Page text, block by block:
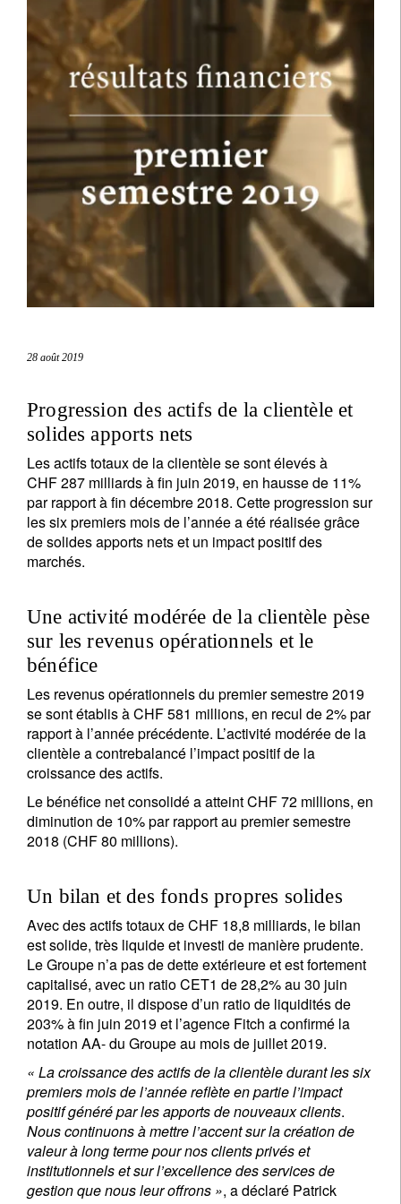
28 août 2019
Progression des actifs de la clientèle et
solides apports nets
Les actifs totaux de la clientèle se sont élevés à
CHF 287 milliards à fin juin 2019, en hausse de 11%
par rapport à fin décembre 2018. Cette progression sur
les six premiers mois de l’année a été réalisée grâce
de solides apports nets et un impact positif des
marchés.
Une activité modérée de la clientèle pèse
sur les revenus opérationnels et le
bénéfice
Les revenus opérationnels du premier semestre 2019
se sont établis à CHF 581 millions, en recul de 2% par
rapport à l’année précédente. L’activité modérée de la
clientèle a contrebalancé l’impact positif de la
croissance des actifs.
Le bénéfice net consolidé a atteint CHF 72 millions, en
diminution de 10% par rapport au premier semestre
2018 (CHF 80 millions).
Un bilan et des fonds propres solides
Avec des actifs totaux de CHF 18,8 milliards, le bilan
est solide, très liquide et investi de manière prudente.
Le Groupe n’a pas de dette extérieure et est fortement
capitalisé, avec un ratio CET1 de 28,2% au 30 juin
2019. En outre, il dispose d’un ratio de liquidités de
203% à fin juin 2019 et l’agence Fitch a confirmé la
notation AA- du Groupe au mois de juillet 2019.
« La croissance des actifs de la clientèle durant les six
premiers mois de l’année reflète en partie l’impact
positif généré par les apports de nouveaux clients.
Nous continuons à mettre l’accent sur la création de
valeur à long terme pour nos clients privés et
institutionnels et sur l’excellence des services de
gestion que nous leur offrons », a déclaré Patrick